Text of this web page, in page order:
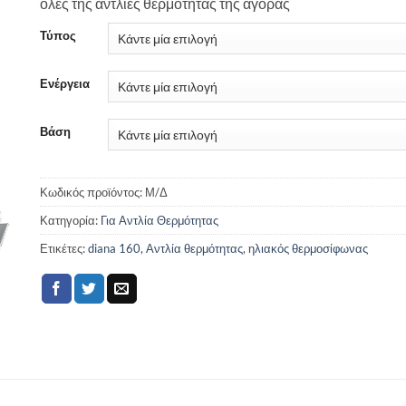
Τύπος
Ενέργεια
Βάση
Κωδικός προϊόντος: Μ/Δ
Κατηγορία: Για Αντλία Θερμότητας
Ετικέτες:diana 160, Αντλία θερμότητας, ηλιακός θερμοσίφωνας